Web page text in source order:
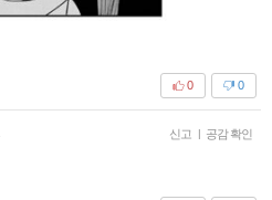
0
0
신고 | 공감 확인